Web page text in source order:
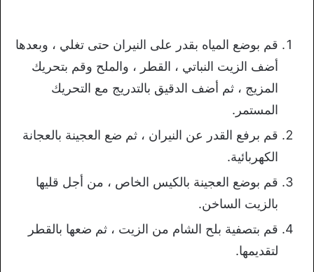
قم بوضع المياه بقدر على النيران حتى تغلي ، وبعدها
أضف الزيت النباتي ، القطر ، والملح وقم بتحريك
المزيج ، ثم أضف الدقيق بالتدريج مع التحريك
المستمر.
قم برفع القدر عن النيران ، ثم ضع العجينة بالعجانة
الكهربائية.
قم بوضع العجينة بالكيس الخاص ، من أجل قليها
بالزيت الساخن.
قم بتصفية بلح الشام من الزيت ، ثم ضعها بالقطر
لتقديمها.